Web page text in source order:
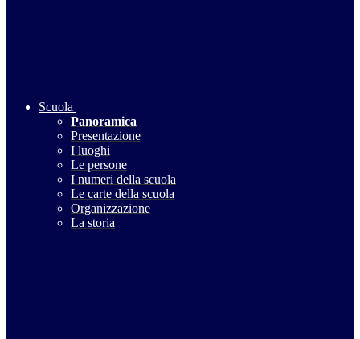
Scuola
Panoramica
Presentazione
I luoghi
Le persone
I numeri della scuola
Le carte della scuola
Organizzazione
La storia